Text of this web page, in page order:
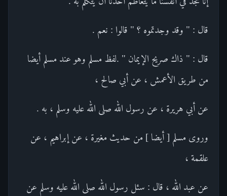
قال : " وقد وجدتموه ؟ " قالوا : نعم .
قال : " ذاك صريح الإيمان " .لفظ مسلم وهو عند مسلم أيضا
من طريق الأعمش ، عن أبي صالح ،
عن أبي هريرة ، عن رسول الله صلى الله عليه وسلم ، به .
وروى مسلم [ أيضا ] من حديث مغيرة ، عن إبراهيم ، عن
علقمة ،
عن عبد الله ، قال : سئل رسول الله صلى الله عليه وسلم عن